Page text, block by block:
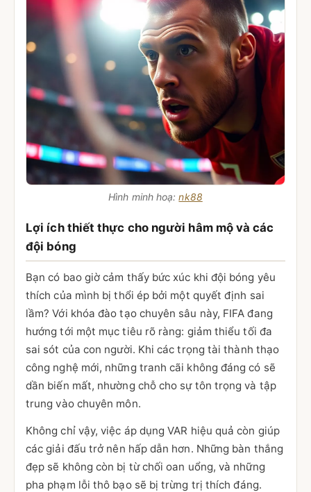
Hình minh hoạ:nk88
Lợi ích thiết thực cho người hâm mộ và các
đội bóng
Bạn có bao giờ cảm thấy bức xúc khi đội bóng yêu
thích của mình bị thổi ép bởi một quyết định sai
lầm? Với khóa đào tạo chuyên sâu này, FIFA đang
hướng tới một mục tiêu rõ ràng: giảm thiểu tối đa
sai sót của con người. Khi các trọng tài thành thạo
công nghệ mới, những tranh cãi không đáng có sẽ
dần biến mất, nhường chỗ cho sự tôn trọng và tập
trung vào chuyên môn.
Không chỉ vậy, việc áp dụng VAR hiệu quả còn giúp
các giải đấu trở nên hấp dẫn hơn. Những bàn thắng
đẹp sẽ không còn bị từ chối oan uổng, và những
pha phạm lỗi thô bạo sẽ bị trừng trị thích đáng.